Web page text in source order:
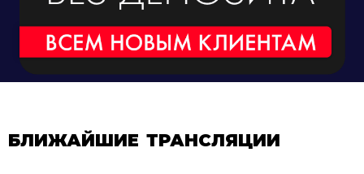
БЛИЖАЙШИЕ ТРАНСЛЯЦИИ